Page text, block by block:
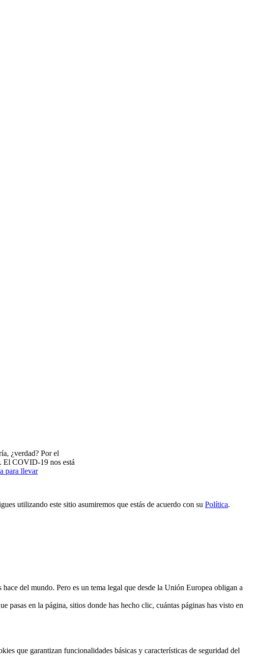
¿verdad? Por el
El COVID-19 nos está
para llevar
utilizando este sitio asumiremos que estás de acuerdo con su Política.
del mundo. Pero es un tema legal que desde la Unión Europea obligan a
pasas en la página, sitios donde has hecho clic, cuántas páginas has visto en
que garantizan funcionalidades básicas y características de seguridad del